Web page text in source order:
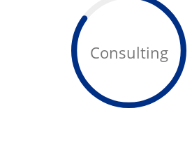
Consulting